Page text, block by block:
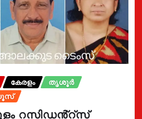
കേരളം
തൃശൂർ
റസിഡൻ്റ്സ്